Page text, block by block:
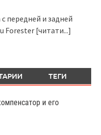
передней и задней
Forester[читати...]
ТЕГИ
и его